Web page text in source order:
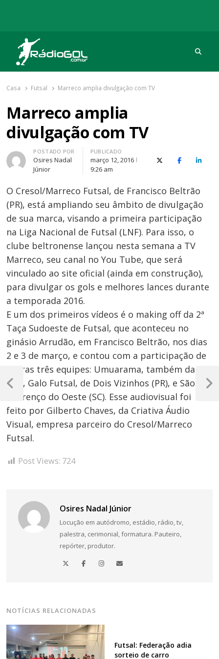
Rádio Gol
Há mais de 20 anos com as melhores coberturas
Casa Futsal Marreco amplia divulgação com TV
Marreco amplia
divulgação com TV
Autor
POSTADO POR
Osires Nadal
Júnior
PUBLICADO
março 12, 2016
9:26 am
X (Twitter)Facebook
O
O Cresol/Marreco Futsal, de Francisco Beltrão
(PR), está ampliando seu âmbito de divulgação
de sua marca, visando a primeira participação
na Liga Nacional de Futsal (LNF). Para isso, o
clube beltronense lançou nesta semana a TV
Marreco, seu canal no You Tube, que será
vinculado ao site oficial (ainda em construção),
para divulgar os gols e melhores lances durante
a temporada 2016.
E um dos primeiros vídeos é o making off da 2ª
Taça Sudoeste de Futsal, que aconteceu no
ginásio Arrudão, em Francisco Beltrão, nos dias
2 e 3 de março, e contou com a participação de
outras três equipes: Umuarama, também da
LNF, Galo Futsal, de Dois Vizinhos (PR), e São
Lourenço do Oeste (SC). Esse audiovisual foi
feito por Gilberto Chaves, da Criativa Áudio
Visual, empresa parceiro do Cresol/Marreco
Futsal.
Post Views: 724
Osires Nadal Júnior
Locução em autódromo, estádio, rádio, tv,
palestra, cerimonial, formatura. Pauteiro,
repórter, produtor.
NOTÍCIAS RELACIONADAS
Futsal: Federação adia
sorteio de carro
Navegação
de
Post
Post
Anterior